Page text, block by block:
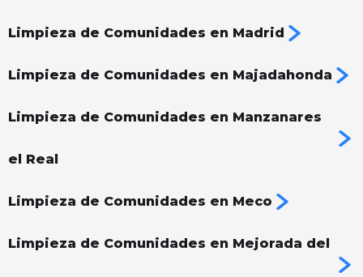
Limpieza de Comunidades en Madrid
Limpieza de Comunidades en Majadahonda
Limpieza de Comunidades en Manzanares
el Real
Limpieza de Comunidades en Meco
Limpieza de Comunidades en Mejorada del